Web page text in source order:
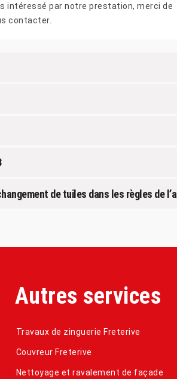
intéressé par notre prestation, merci de
contacter.
de tuiles dans les règles de
Autres services
Travaux de zinguerie Freterive
Couvreur Freterive
Nettoyage et ravalement de façade